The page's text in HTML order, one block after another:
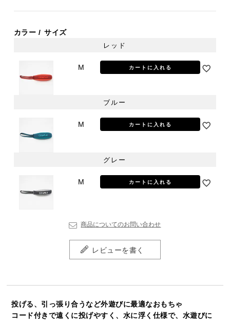
カラー サイズ
レッド
M カートに入れる
ブルー
M カートに入れる
グレー
M カートに入れる
商品についてのお問い合わせ
レビューを書く
投げる、引っ張り合うなど外遊びに最適なおもちゃ
コード付きで遠くに投げやすく、水に浮く仕様で、水遊びに